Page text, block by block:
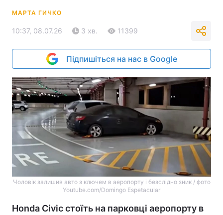
МАРТА ГИЧКО
10:37, 08.07.26 3 хв. 11399
Підпишіться на нас в Google
Чоловік залишив авто з ключем в аеропорту і безслідно зник / фото
Youtube.com/Domingo Espetacular
Honda Civic стоїть на парковці аеропорту в